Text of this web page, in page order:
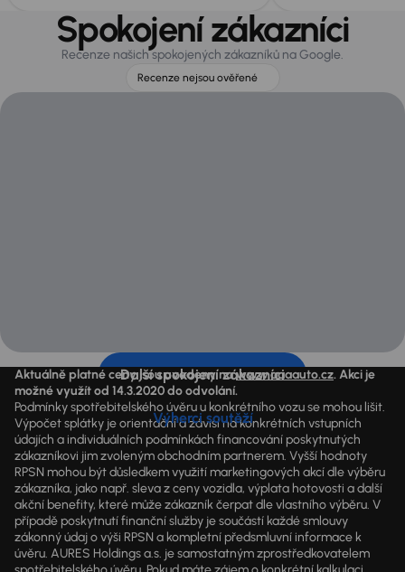
Spokojení zákazníci
Recenze našich spokojených zákazníků na Google.
Recenze nejsou ověřené
Další spokojení zákazníci
Výherci soutěží
Aktuálně platné ceny jsou uvedeny nawww.aaaauto.cz. Akci je
možné využít od 14.3.2020 do odvolání.
Podmínky spotřebitelského úvěru u konkrétního vozu se mohou lišit.
Výpočet splátky je orientační a závisí na konkrétních vstupních
údajích a individuálních podmínkách financování poskytnutých
zákazníkovi jim zvoleným obchodním partnerem. Vyšší hodnoty
RPSN mohou být důsledkem využití marketingových akcí dle výběru
zákazníka, jako např. sleva z ceny vozidla, výplata hotovosti a další
akční benefity, které může zákazník čerpat dle vlastního výběru. V
případě poskytnutí finanční služby je součástí každé smlouvy
zákonný údaj o výši RPSN a kompletní předsmluvní informace k
úvěru. AURES Holdings a.s. je samostatným zprostředkovatelem